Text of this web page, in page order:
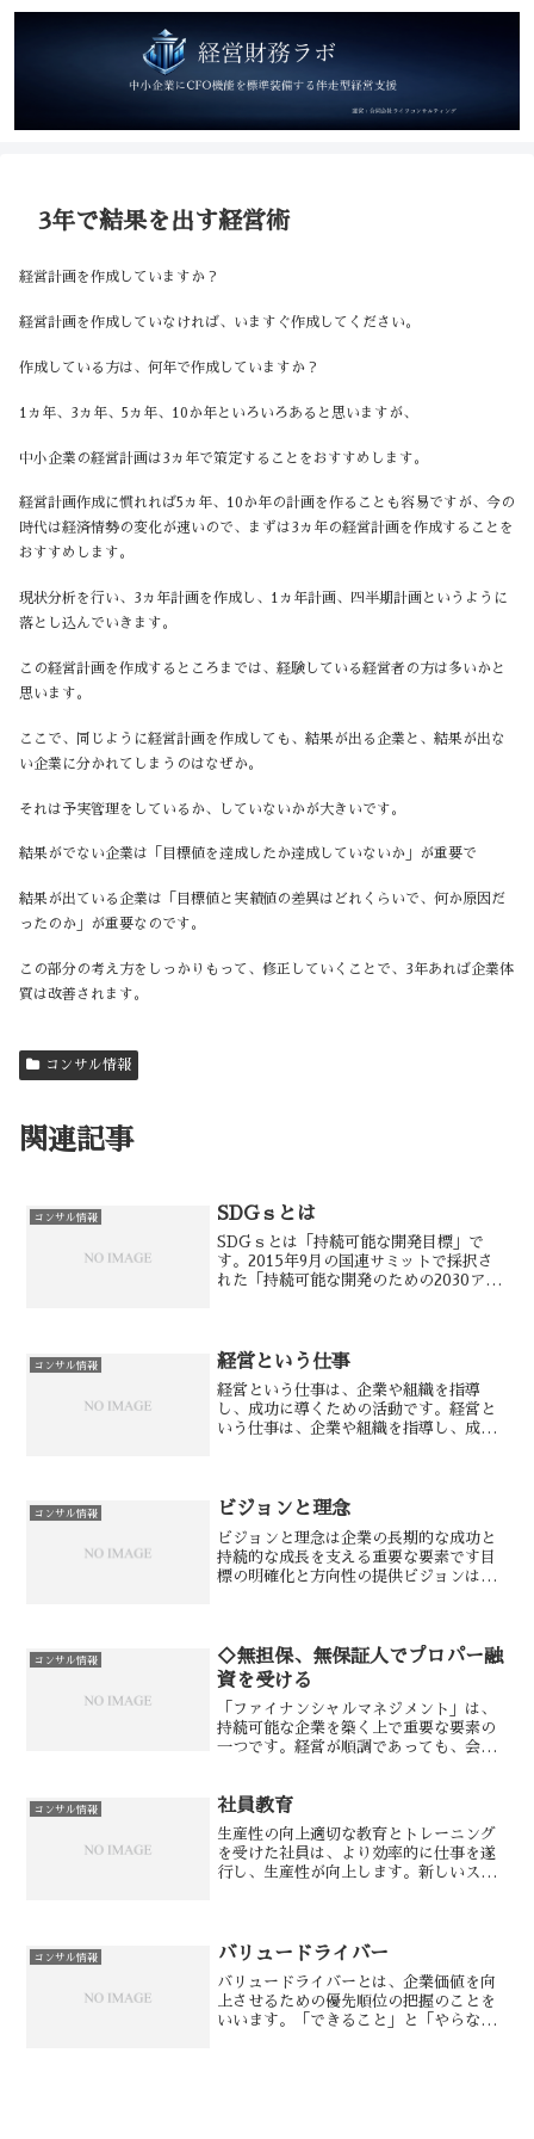
3年で結果を出す経営術
経営計画を作成していますか？
経営計画を作成していなければ、いますぐ作成してください。
作成している方は、何年で作成していますか？
1ヵ年、3ヵ年、5ヵ年、10か年といろいろあると思いますが、
中小企業の経営計画は3ヵ年で策定することをおすすめします。
経営計画作成に慣れれば5ヵ年、10か年の計画を作ることも容易ですが、今の
時代は経済情勢の変化が速いので、まずは3ヵ年の経営計画を作成することを
おすすめします。
現状分析を行い、3ヵ年計画を作成し、1ヵ年計画、四半期計画というように
落とし込んでいきます。
この経営計画を作成するところまでは、経験している経営者の方は多いかと
思います。
ここで、同じように経営計画を作成しても、結果が出る企業と、結果が出な
い企業に分かれてしまうのはなぜか。
それは予実管理をしているか、していないかが大きいです。
結果がでない企業は「目標値を達成したか達成していないか」が重要で
結果が出ている企業は「目標値と実績値の差異はどれくらいで、何か原因だ
ったのか」が重要なのです。
この部分の考え方をしっかりもって、修正していくことで、3年あれば企業体
質は改善されます。
コンサル情報
関連記事
コンサル情報 SDGｓとは
SDGｓとは「持続可能な開発目標」で
す。2015年9月の国連サミットで採択さ
れた「持続可能な開発のための2030アジ
169のタ...
コンサル情報 経営という仕事
経営という仕事は、企業や組織を指導
し、成功に導くための活動です。経営と
いう仕事は、企業や組織を指導し、成功
を達成します。 ・経営者は...
コンサル情報 ビジョンと理念
ビジョンと理念は企業の長期的な成功と
持続的な成長を支える重要な要素です目
標の明確化と方向性の提供ビジョンは、
ります。ビジョンを持つこ...
コンサル情報
◇無担保、無保証人でプロパー融
資を受ける
「ファイナンシャルマネジメント」は、
持続可能な企業を築く上で重要な要素の
一つです。経営が順調であっても、会社
も現金不足が起きれば会社が潰れること
もあります。したがって、...
コンサル情報 社員教育
生産性の向上適切な教育とトレーニング
を受けた社員は、より効率的に仕事を遂
行し、生産性が向上します。新しいスキ
上社員教育は品質向上に...
コンサル情報 バリュードライバー
バリュードライバーとは、企業価値を向
上させるための優先順位の把握のことを
いいます。「できること」と「やらなけ